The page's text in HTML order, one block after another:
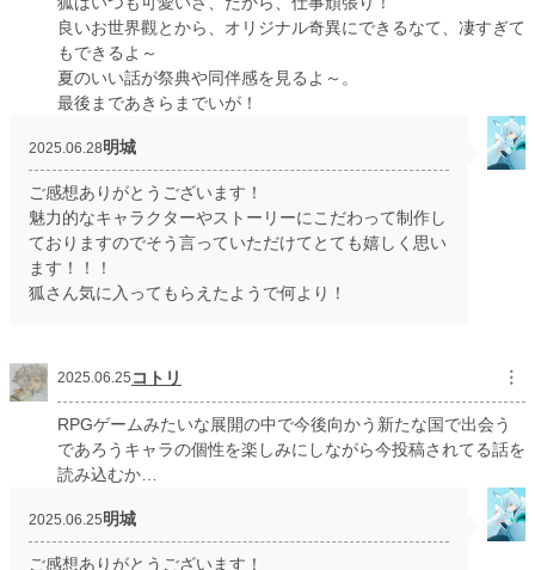
良いお世界觀とから、オリジナル奇異にできるなて、凄すぎて
もできるよ～
夏のいい話が祭典や同伴感を見るよ～。
最後まであきらまでいが！
2025.06.28明城
ご感想ありがとうございます！
魅力的なキャラクターやストーリーにこだわって制作し
ておりますのでそう言っていただけてとても嬉しく思い
ます！！！
狐さん気に入ってもらえたようで何より！
2025.06.25 コトリ ︙
RPGゲームみたいな展開の中で今後向かう新たな国で出会う
であろうキャラの個性を楽しみにしながら今投稿されてる話を
読み込むか…
2025.06.25明城
ご感想ありがとうございます！